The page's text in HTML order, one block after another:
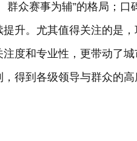
群众赛事为辅”的格局；口
升。尤其值得关注的是，
度和专业性，更带动了城
得到各级领导与群众的高